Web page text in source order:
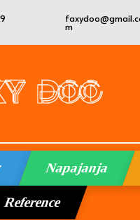
m
Napajanja
Reference